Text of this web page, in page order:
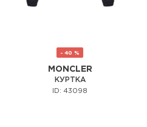
- 40 %
MONCLER
КУРТКА
ID: 43098